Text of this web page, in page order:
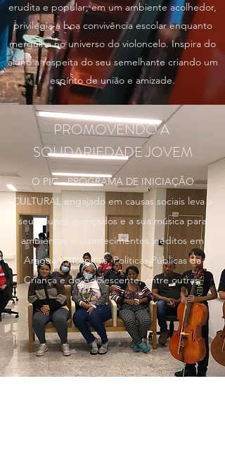
erudita e popular; em um ambiente acolhedor,
privilegia a boa convivência escolar enquanto
mergulha no universo do violoncelo. Inspira do
aluno a respeita do seu semelhante criando um
espírito de união e amizade.
PROMOVENDO A
SOLIDARIEDADE JOVEM
O PIC - PROGRAMA DE INICIAÇÃO
CULTURAL engajado em causas sociais leva a
seus alunos avançados e a sua música para
ambientes e acontecimentos inéditos em
Araguari. Hospitais, Políticas Públicas da
Criança e do Adolescente, entre outras.